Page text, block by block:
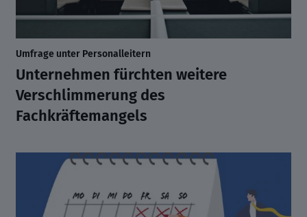
Umfrage unter Personalleitern
Unternehmen fürchten weitere
Verschlimmerung des
Fachkräftemangels